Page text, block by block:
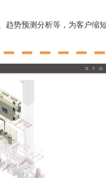
势预测分析等，为客户缩